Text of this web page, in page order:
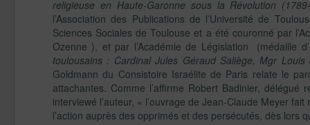
religieuse en Haute-Garonne sous la Révolution
l’Association des Publications de l’Université de
Sciences Sociales de Toulouse et a été couronné par
Ozenne ), et par l’Académie de Législation (médaille
toulousains : Cardinal Jules Géraud Saliège, Mgr Louis
Goldmann du Consistoire Israélite de Paris relate le
attachantes. Comme l’affirme Robert Badinier,
interviewé l’auteur, « l’ouvrage de Jean-Claude Meyer
l’action auprès des opprimés et des persécutés, dès lors